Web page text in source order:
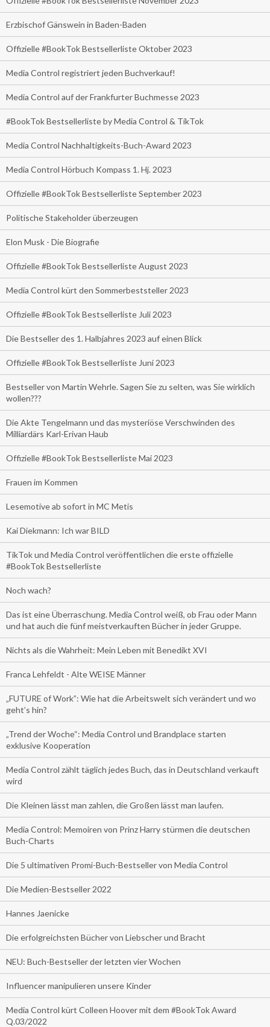
Erzbischof Gänswein in Baden-Baden
Offizielle #BookTok Bestsellerliste Oktober 2023
Media Control registriert jeden Buchverkauf!
Media Control auf der Frankfurter Buchmesse 2023
#BookTok Bestsellerliste by Media Control & TikTok
Media Control Nachhaltigkeits-Buch-Award 2023
Media Control Hörbuch Kompass 1. Hj. 2023
Offizielle #BookTok Bestsellerliste September 2023
Politische Stakeholder überzeugen
Elon Musk - Die Biografie
Offizielle #BookTok Bestsellerliste August 2023
Media Control kürt den Sommerbeststeller 2023
Offizielle #BookTok Bestsellerliste Juli 2023
Die Bestseller des 1. Halbjahres 2023 auf einen Blick
Offizielle #BookTok Bestsellerliste Juni 2023
Bestseller von Martin Wehrle. Sagen Sie zu selten, was Sie wirklich
wollen???
Die Akte Tengelmann und das mysteriöse Verschwinden des
Milliardärs Karl-Erivan Haub
Offizielle #BookTok Bestsellerliste Mai 2023
Frauen im Kommen
Lesemotive ab sofort in MC Metis
Kai Diekmann: Ich war BILD
TikTok und Media Control veröffentlichen die erste offizielle
#BookTok Bestsellerliste
Noch wach?
Das ist eine Überraschung. Media Control weiß, ob Frau oder Mann
und hat auch die fünf meistverkauften Bücher in jeder Gruppe.
Nichts als die Wahrheit: Mein Leben mit Benedikt XVI
Franca Lehfeldt - Alte WEISE Männer
„FUTURE of Work”: Wie hat die Arbeitswelt sich verändert und wo
geht’s hin?
„Trend der Woche“: Media Control und Brandplace starten
exklusive Kooperation
Media Control zählt täglich jedes Buch, das in Deutschland verkauft
wird
Die Kleinen lässt man zahlen, die Großen lässt man laufen.
Media Control: Memoiren von Prinz Harry stürmen die deutschen
Buch-Charts
Die 5 ultimativen Promi-Buch-Bestseller von Media Control
Die Medien-Bestseller 2022
Hannes Jaenicke
Die erfolgreichsten Bücher von Liebscher und Bracht
NEU: Buch-Bestseller der letzten vier Wochen
Influencer manipulieren unsere Kinder
Media Control kürt Colleen Hoover mit dem #BookTok Award
Q.03/2022